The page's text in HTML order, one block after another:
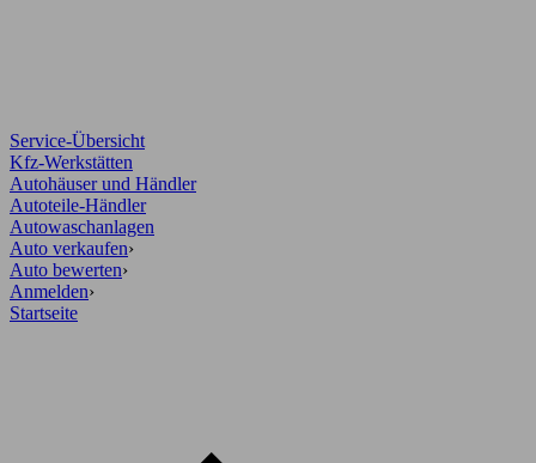
Service-Übersicht
Kfz-Werkstätten
Autohäuser und Händler
Autoteile-Händler
Autowaschanlagen
Auto verkaufen›
Auto bewerten›
Anmelden›
Startseite